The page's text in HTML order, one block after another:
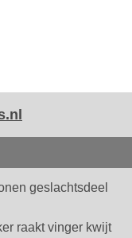
geslachtsdeel
raakt vinger kwijt